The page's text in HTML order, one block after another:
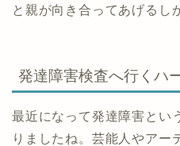
と親が向き合ってあげるし
発達障害検査へ行くハ
最近になって発達障害とい
りましたね。芸能人やアー